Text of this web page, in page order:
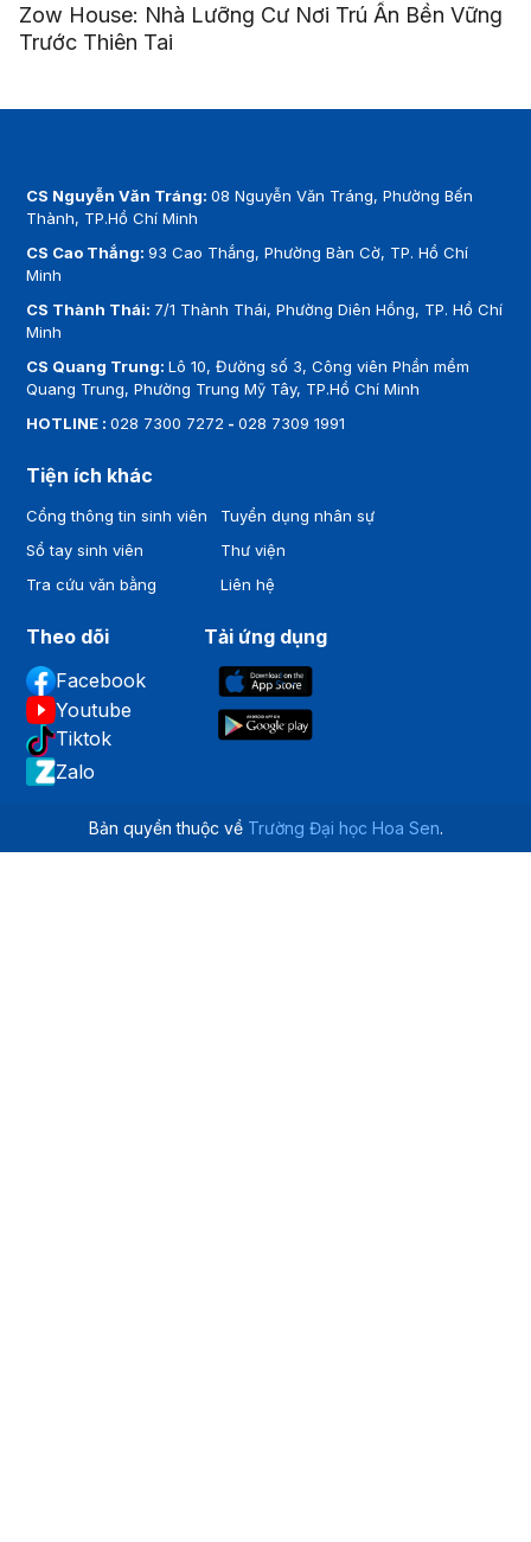
Zow House: Nhà Lưỡng Cư Nơi Trú Ẩn Bền Vững
Trước Thiên Tai
CS Nguyễn Văn Tráng:08 Nguyễn Văn Tráng, Phường Bến
Thành, TP.Hồ Chí Minh
CS Cao Thắng:93 Cao Thắng, Phường Bàn Cờ, TP. Hồ Chí
Minh
CS Thành Thái: 7/1 Thành Thái, Phường Diên Hồng, TP. Hồ Chí
Minh
CS Quang Trung:Lô 10, Đường số 3, Công viên Phần mềm
Quang Trung, Phường Trung Mỹ Tây, TP.Hồ Chí Minh
HOTLINE :028 7300 7272 -028 7309 1991
Tiện ích khác
Cổng thông tin sinh viên
Sổ tay sinh viên
Tra cứu văn bằng
Tuyển dụng nhân sự
Thư viện
Liên hệ
Theo dõi
Facebook
Youtube
Tiktok
Zalo
Tải ứng dụng
Bản quyền thuộc về Trường Đại học Hoa Sen.